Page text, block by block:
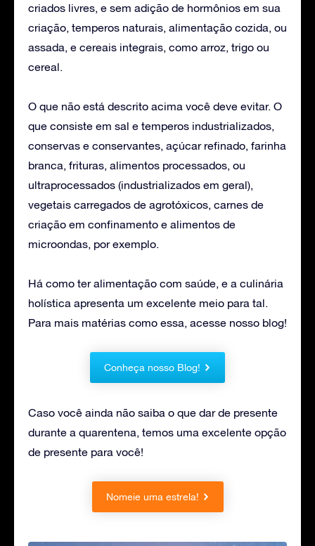
criados livres, e sem adição de hormônios em sua
criação, temperos naturais, alimentação cozida, ou
assada, e cereais integrais, como arroz, trigo ou
cereal.
O que não está descrito acima você deve evitar. O
que consiste em sal e temperos industrializados,
conservas e conservantes, açúcar refinado, farinha
branca, frituras, alimentos processados, ou
ultraprocessados (industrializados em geral),
vegetais carregados de agrotóxicos, carnes de
criação em confinamento e alimentos de
microondas, por exemplo.
Há como ter alimentação com saúde, e a culinária
holística apresenta um excelente meio para tal.
Para mais matérias como essa, acesse nosso blog!
Conheça nosso Blog!
Caso você ainda não saiba o que dar de presente
durante a quarentena, temos uma excelente opção
de presente para você!
Nomeie uma estrela!